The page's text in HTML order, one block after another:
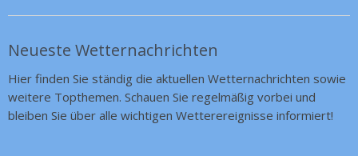
Neueste Wetternachrichten
Hier finden Sie ständig die aktuellen Wetternachrichten sowie
weitere Topthemen. Schauen Sie regelmäßig vorbei und
bleiben Sie über alle wichtigen Wetterereignisse informiert!